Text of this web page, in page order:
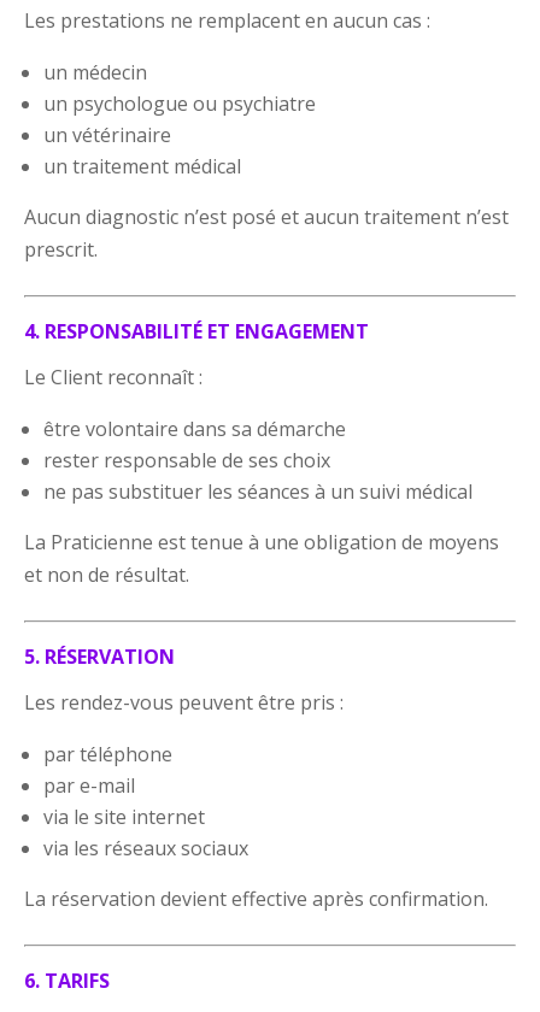
Les prestations ne remplacent en aucun cas :
un médecin
un psychologue ou psychiatre
un vétérinaire
un traitement médical
Aucun diagnostic n’est posé et aucun traitement n’est
prescrit.
4. RESPONSABILITÉ ET ENGAGEMENT
Le Client reconnaît :
être volontaire dans sa démarche
rester responsable de ses choix
ne pas substituer les séances à un suivi médical
La Praticienne est tenue à une obligation de moyens
et non de résultat.
5. RÉSERVATION
Les rendez-vous peuvent être pris :
par téléphone
par e-mail
via le site internet
via les réseaux sociaux
La réservation devient effective après confirmation.
6. TARIFS